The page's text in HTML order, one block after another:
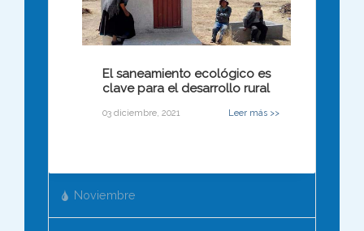
El saneamiento ecológico es
clave para el desarrollo rural
03 diciembre, 2021 Leer más >>
Noviembre